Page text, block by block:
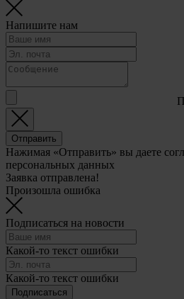
Напишите нам
Отправить
Нажимая «Отправить» вы даете
персональных данных
Заявка отправлена!
Произошла ошибка
Подписаться на новости
Какой-то текст ошибки
Какой-то текст ошибки
Подписаться